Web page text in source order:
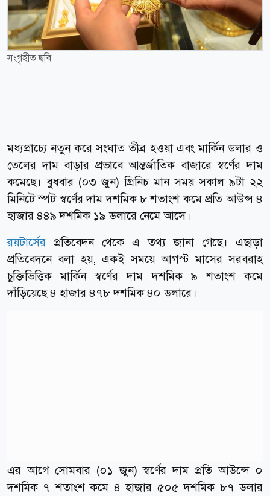
সংগৃহীত ছবি
মধ্যপ্রাচ্যে নতুন করে সংঘাত তীব্র হওয়া এবং মার্কিন ডলার ও
তেলের দাম বাড়ার প্রভাবে আন্তর্জাতিক বাজারে স্বর্ণের দাম
কমেছে। বুধবার (০৩ জুন) গ্রিনিচ মান সময় সকাল ৯টা ২২
মিনিটে স্পট স্বর্ণের দাম দশমিক ৮ শতাংশ কমে প্রতি আউন্স ৪
হাজার ৪৪৯ দশমিক ১৯ ডলারে নেমে আসে।
রয়টার্সের প্রতিবেদন থেকে এ তথ্য জানা গেছে। এছাড়া
প্রতিবেদনে বলা হয়, একই সময়ে আগস্ট মাসের সরবরাহ
চুক্তিভিত্তিক মার্কিন স্বর্ণের দাম দশমিক ৯ শতাংশ কমে
দাঁড়িয়েছে ৪ হাজার ৪৭৮ দশমিক ৪০ ডলারে।
এর আগে সোমবার (০১ জুন) স্বর্ণের দাম প্রতি আউন্সে ০
দশমিক ৭ শতাংশ কমে ৪ হাজার ৫০৫ দশমিক ৮৭ ডলার